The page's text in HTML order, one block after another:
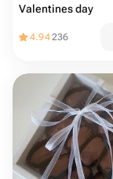
Valentines day
4.94236